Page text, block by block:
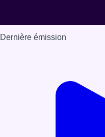
Dernière émission